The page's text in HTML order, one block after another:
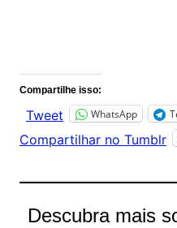
Compartilhe isso:
Tweet WhatsApp
Compartilhar no Tumblr
Descubra mais